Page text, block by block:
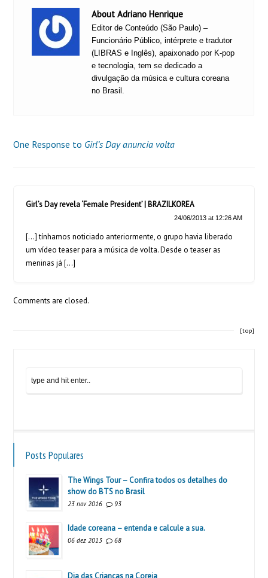
About Adriano Henrique
Editor de Conteúdo (São Paulo) –
Funcionário Público, intérprete e tradutor
(LIBRAS e Inglês), apaixonado por K-pop
e tecnologia, tem se dedicado a
divulgação da música e cultura coreana
no Brasil.
One Response to Girl’s Day anuncia volta
Girl’s Day revela ‘Female President’ | BRAZILKOREA
24/06/2013 at 12:26 AM
[…] tínhamos noticiado anteriormente, o grupo havia liberado
um vídeo teaser para a música de volta. Desde o teaser as
meninas já […]
Comments are closed.
[top]
Posts Populares
The Wings Tour – Confira todos os detalhes do
show do BTS no Brasil
23 nov 2016 93
Idade coreana – entenda e calcule a sua.
06 dez 2013 68
Dia das Crianças na Coreia